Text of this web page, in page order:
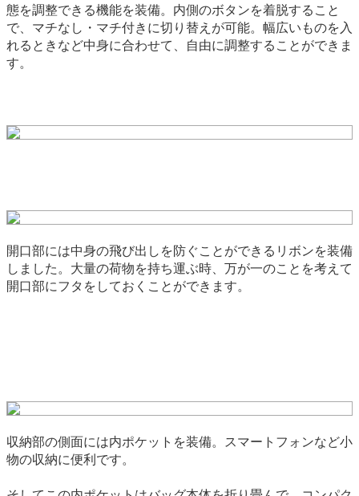
態を調整できる機能を装備。内側のボタンを着脱すること
で、マチなし・マチ付きに切り替えが可能。幅広いものを入
れるときなど中身に合わせて、自由に調整することができま
す。
開口部には中身の飛び出しを防ぐことができるリボンを装備
しました。大量の荷物を持ち運ぶ時、万が一のことを考えて
開口部にフタをしておくことができます。
収納部の側面には内ポケットを装備。スマートフォンなど小
物の収納に便利です。